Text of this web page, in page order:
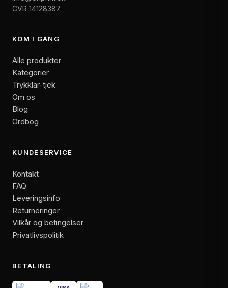
CVR 14128387
KOM I GANG
Alle produkter
Kategorier
Trykklar-tjek
Om os
Blog
Ordbog
KUNDESERVICE
Kontakt
FAQ
Leveringsinfo
Returneringer
Vilkår og betingelser
Privatlivspolitik
BETALING